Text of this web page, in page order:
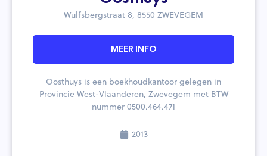
Wulfsbergstraat 8, 8550 ZWEVEGEM
MEER INFO
Oosthuys is een boekhoudkantoor gelegen in
Provincie West-Vlaanderen, Zwevegem met BTW
nummer 0500.464.471
2013